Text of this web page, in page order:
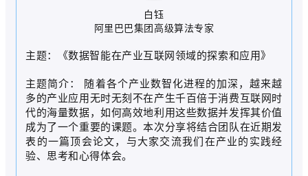
白钰
阿里巴巴集团高级算法专家
主题：《数据智能在产业互联网领域的探索和应用》
主题简介： 随着各个产业数智化进程的加深，越来越
多的产业应用无时无刻不在产生千百倍于消费互联网时
代的海量数据，如何高效地利用这些数据并发挥其价值
成为了一个重要的课题。本次分享将结合团队在近期发
表的一篇顶会论文，与大家交流我们在产业的实践经
验、思考和心得体会。